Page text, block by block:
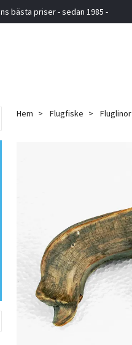
bästa priser - sedan 1985 -
Hem Flugfiske Fluglinor